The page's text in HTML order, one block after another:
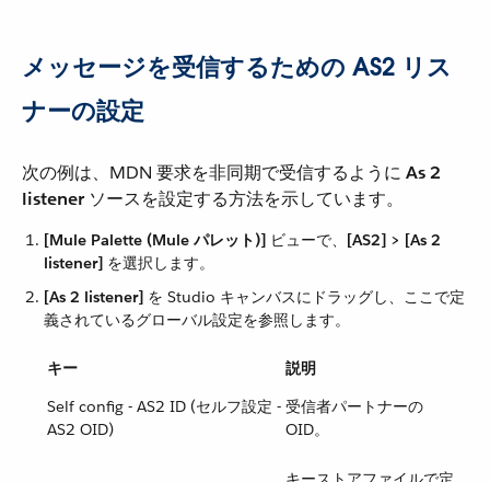
メッセージを受信するための AS2 リス
ナーの設定
次の例は、MDN 要求を非同期で受信するように ​ As 2
listener​ ソースを設定する方法を示しています。
[Mule Palette (Mule パレット)] ​ ビューで、​ [AS2] > [As 2
listener] ​ を選択します。
[As 2 listener] ​ を Studio キャンバスにドラッグし、ここで定
義されているグローバル設定を参照します。
キー
説明
Self config - AS2 ID (セルフ設定 -
AS2 OID)
受信者パートナーの
OID。